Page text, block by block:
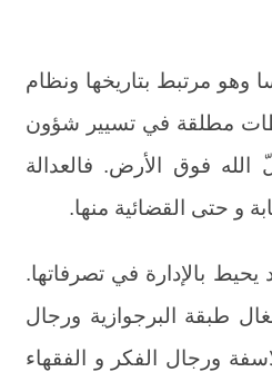
مرتبط بتاريخها ونظام
1789 تمتع الملوك بسلطات مطلقة في تسيير شؤون
الله فوق الأرض. فالعدالة
و حتى القضائية منها.
بالإدارة في تصرفاتها.
طبقة البرجوازية ورجال
ورجال الفكر و الفقهاء